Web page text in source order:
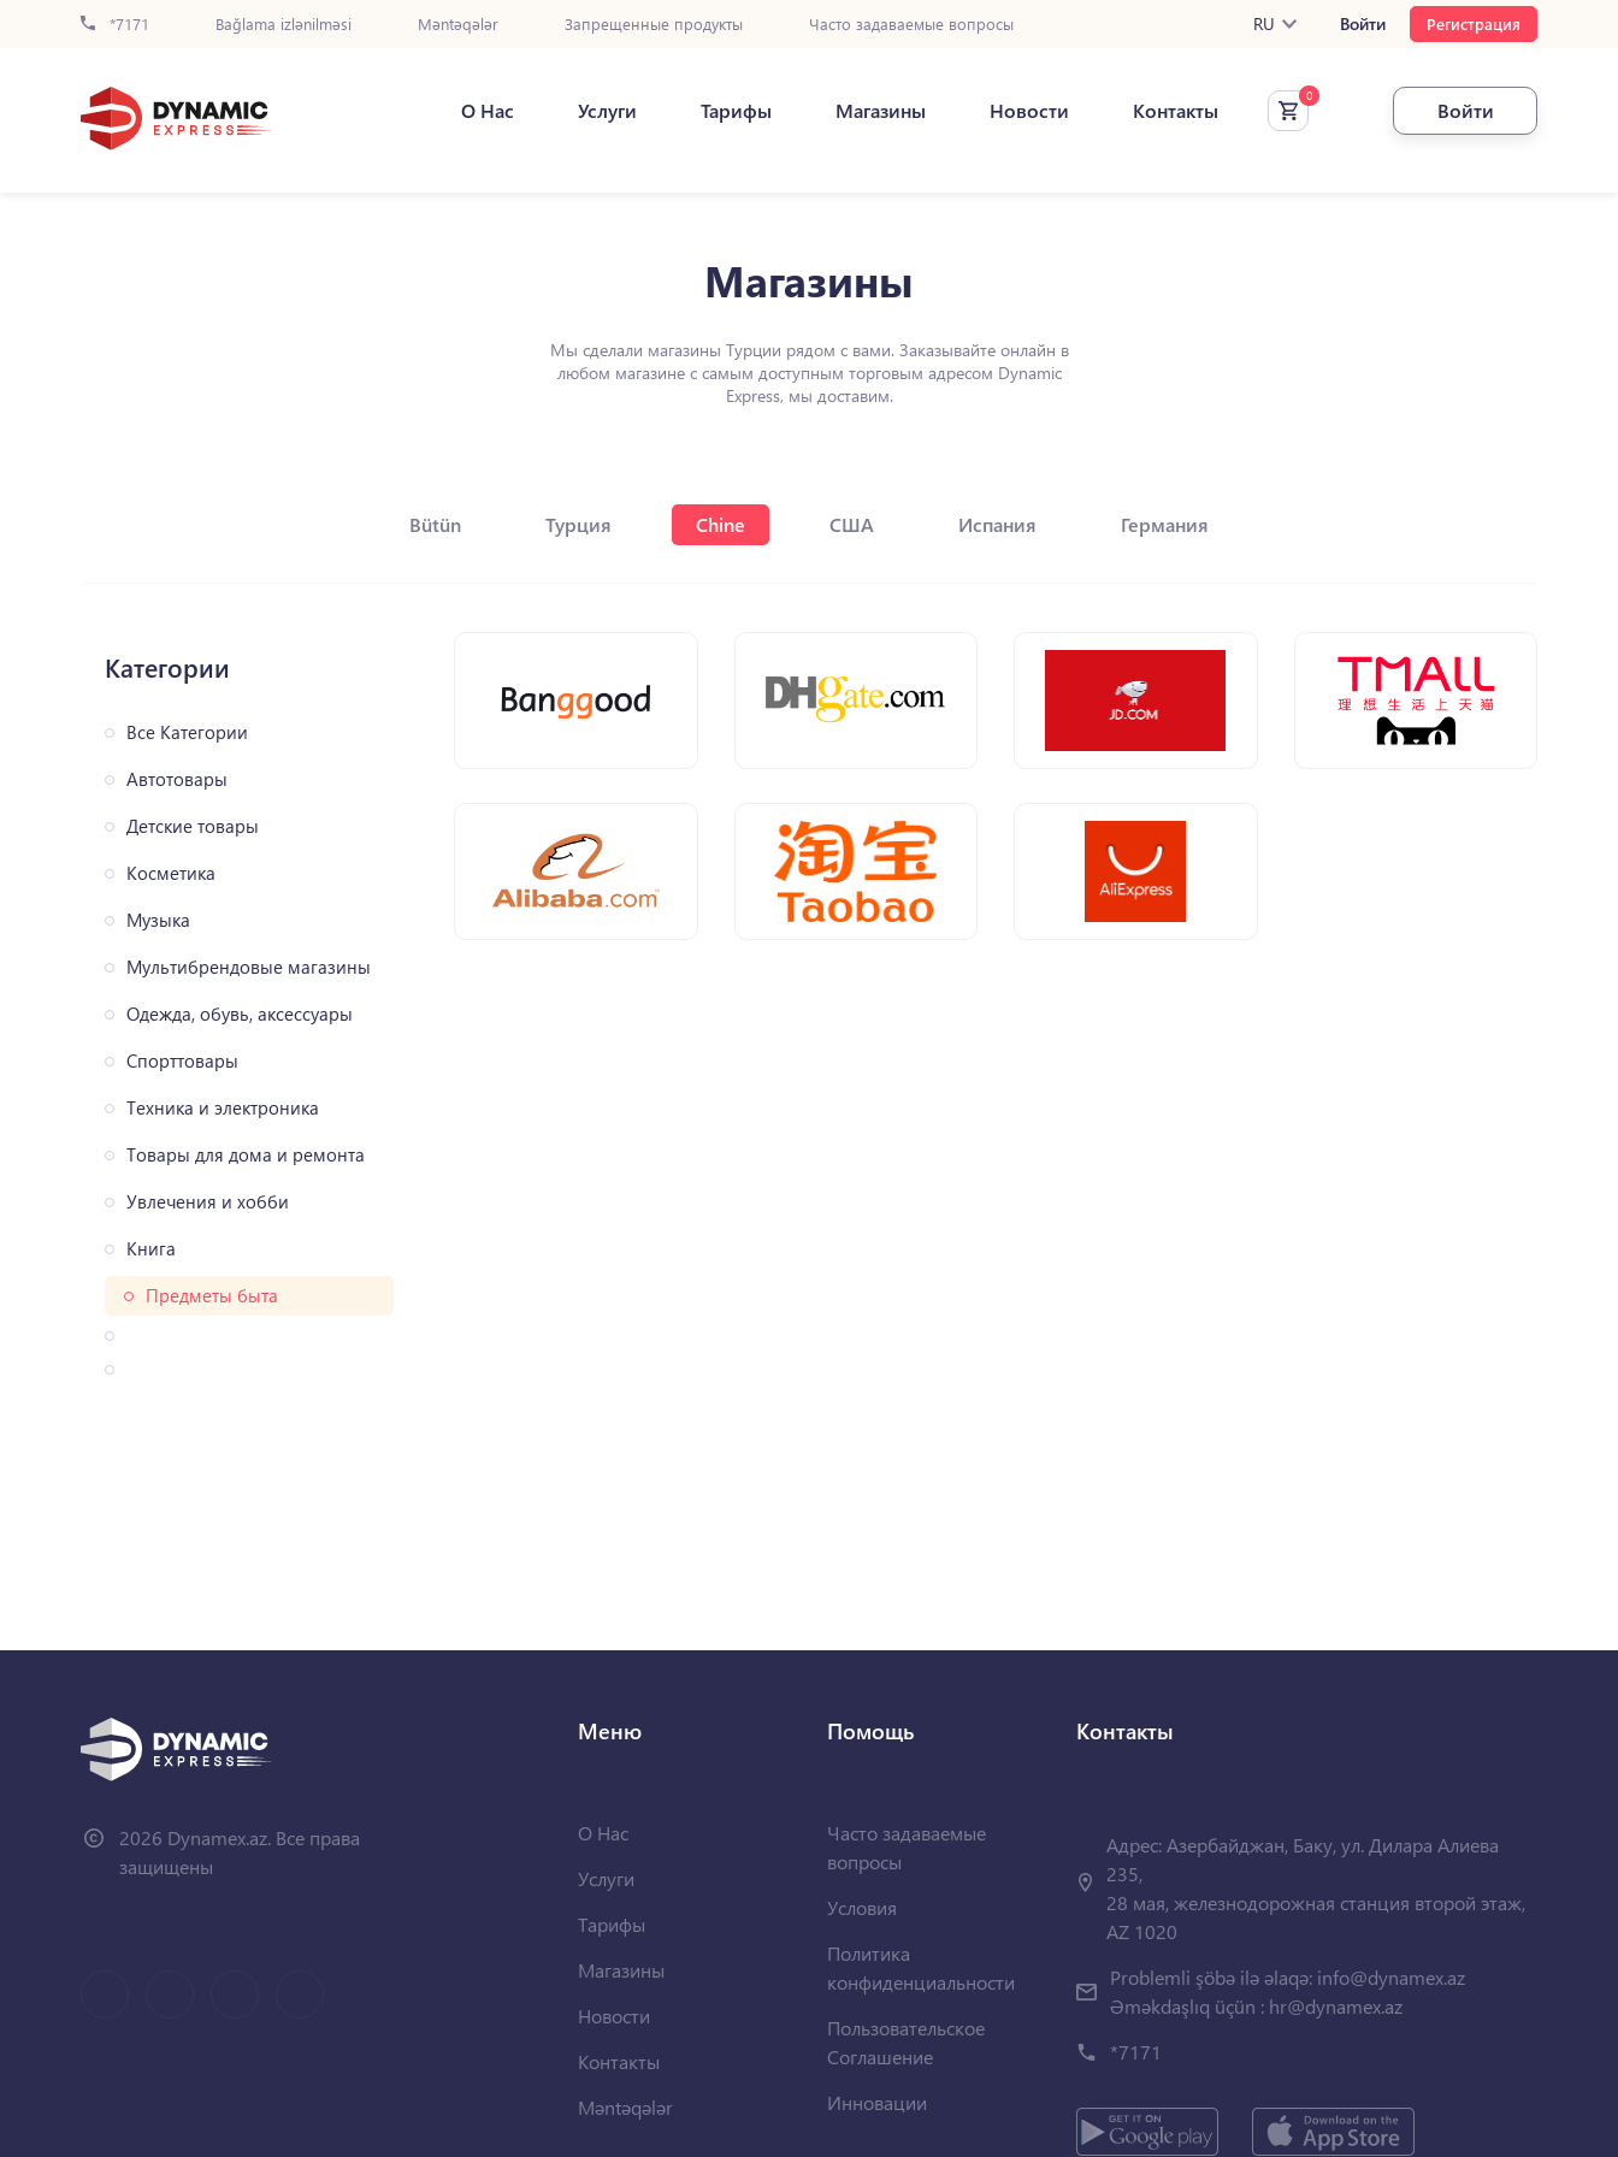
*7171 Bağlama izlənilməsi Məntəqələr Запрещенные продукты Часто задаваемые вопросы RU Войти Регистрация
О Нас Услуги Тарифы Магазины Новости Контакты Войти
Магазины
Мы сделали магазины Турции рядом с вами. Заказывайте онлайн в
любом магазине с самым доступным торговым адресом Dynamic
Express, мы доставим.
Bütün Турция Chine США Испания Германия
Категории
Все Категории
Автотовары
Детские товары
Косметика
Музыка
Мультибрендовые магазины
Одежда, обувь, аксессуары
Спорттовары
Техника и электроника
Товары для дома и ремонта
Увлечения и хобби
Книга
Предметы быта
2026 Dynamex.az. Все права
защищены
Меню
О Нас
Услуги
Тарифы
Магазины
Новости
Контакты
Məntəqələr
Помощь
Часто задаваемые
вопросы
Условия
Политика
конфиденциальности
Пользовательское
Соглашение
Инновации
Контакты
Адрес: Азербайджан, Баку, ул. Дилара Алиева
235,
28 мая, железнодорожная станция второй этаж,
AZ 1020
Problemli şöbə ilə əlaqə: info@dynamex.az
Əməkdaşlıq üçün : hr@dynamex.az
*7171